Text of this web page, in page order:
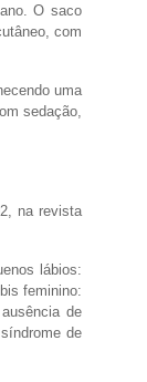
O saco
com
uma
sedação,
na revista
lábios:
feminino:
de
de